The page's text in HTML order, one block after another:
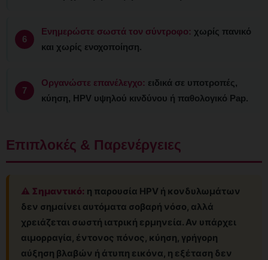
Ενημερώστε σωστά τον σύντροφο: χωρίς πανικό
και χωρίς ενοχοποίηση.
Οργανώστε επανέλεγχο: ειδικά σε υποτροπές,
κύηση, HPV υψηλού κινδύνου ή παθολογικό Pap.
Επιπλοκές & Παρενέργειες
⚠️ Σημαντικό: η παρουσία HPV ή κονδυλωμάτων
δεν σημαίνει αυτόματα σοβαρή νόσο, αλλά
χρειάζεται σωστή ιατρική ερμηνεία. Αν υπάρχει
αιμορραγία, έντονος πόνος, κύηση, γρήγορη
αύξηση βλαβών ή άτυπη εικόνα, η εξέταση δεν